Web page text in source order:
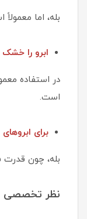
بله، اما
ابرو را
در استفاده
است.
برای
بله، چون قدرت
نظر تخصصی